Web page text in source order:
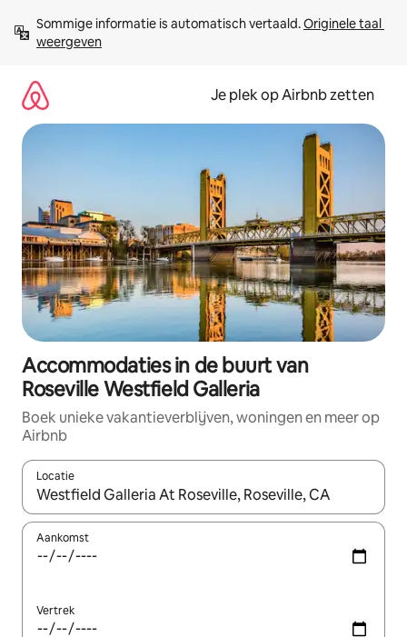
direct
naar
Sommige informatie is automatisch vertaald. Originele taal
weergeven
Je plek op Airbnb zetten
Accommodaties in de buurt van
Roseville Westfield Galleria
Boek unieke vakantieverblijven, woningen en meer op
Airbnb
Locatie
Wanneer er resultaten beschikbaar zijn, maak je een keuze
Aankomst
Vertrek